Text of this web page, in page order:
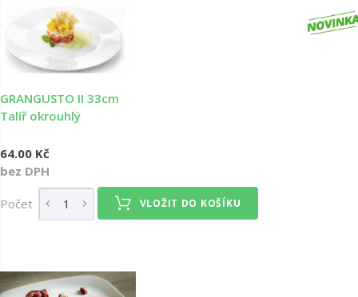
GRANGUSTO II 33cm
Talíř okrouhlý
64.00 Kč
bez DPH
Počet VLOŽIT DO KOŠÍKU